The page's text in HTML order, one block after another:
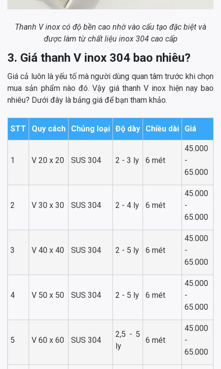
Thanh V inox có độ bền cao nhờ vào cấu tạo đặc biệt và
được làm từ chất liệu inox 304 cao cấp
3. Giá thanh V inox 304 bao nhiêu?
Giá cả luôn là yếu tố mà người dùng quan tâm trước khi chọn
mua sản phẩm nào đó. Vậy giá thanh V inox hiện nay bao
nhiêu? Dưới đây là bảng giá để bạn tham khảo.
STT Quy cách Chủng loại Độ dày Chiều dài Giá
1 V 20 x 20 SUS 304 2 - 3 ly 6 mét
45.000
-
65.000
2 V 30 x 30 SUS 304 2 - 4 ly 6 mét
45.000
-
65.000
3 V 40 x 40 SUS 304 2 - 5 ly 6 mét
45.000
-
65.000
4 V 50 x 50 SUS 304 2 - 5 ly 6 mét
45.000
-
65.000
5 V 60 x 60 SUS 304
2,5 - 5
ly
6 mét
45.000
-
65.000